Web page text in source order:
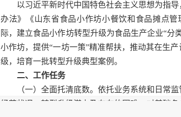
以习近平新时代中国特色社会主义思想为指
办法》《山东省食品小作坊小餐饮和食品摊点
际，建立食品小作坊转型升级为食品生产企业“
小作坊，提供“一坊一策”精准帮扶，推动其在生
级，培育一批转型升级典型案例。
二、工作任务
（一）全面托清底数。依托业务系统和日常
经营状况、转型升级潜力及存在的困难，对基础